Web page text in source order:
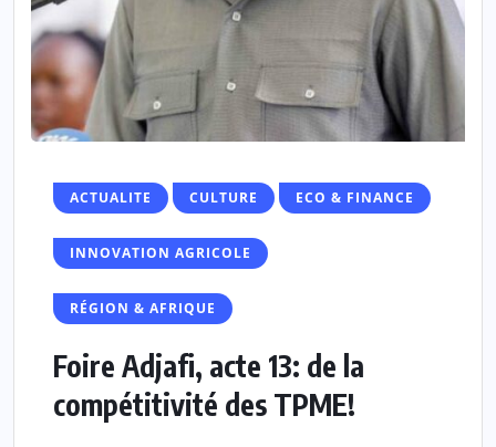
ACTUALITE CULTURE ECO & FINANCE
INNOVATION AGRICOLE
RÉGION & AFRIQUE
Foire Adjafi, acte 13: de la
compétitivité des TPME!